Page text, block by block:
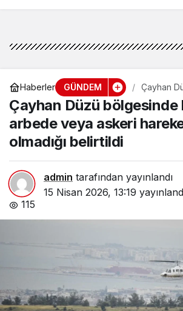
Haberler GÜNDEM
Çayhan
herhangi
askeri
belirtildi
Çayhan Düzü
arbede veya askeri
olmadığı belirtildi
admin tarafından yayınlandı
15 Nisan 2026, 13:19
115